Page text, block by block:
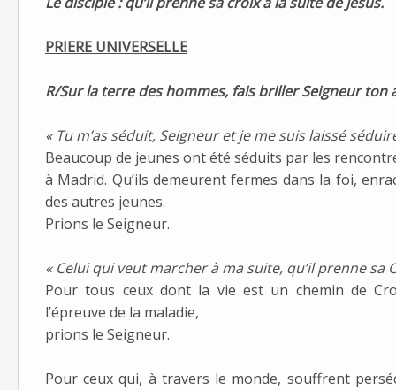
PRIERE UNIVERSELLE
R/Sur la terre des hommes, fais briller Seigneur ton
« Tu m’as séduit, Seigneur et je me suis laissé
Beaucoup de jeunes ont été séduits par les
à Madrid. Qu’ils demeurent fermes dans la foi,
des autres jeunes.
Prions le Seigneur.
« Celui qui veut marcher à ma suite, qu’il prenne sa
Pour tous ceux dont la vie est un chemin de
l’épreuve de la maladie,
prions le Seigneur.
Pour ceux qui, à travers le monde, souffrent